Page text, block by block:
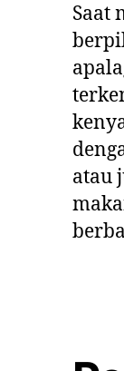
Saat
atau